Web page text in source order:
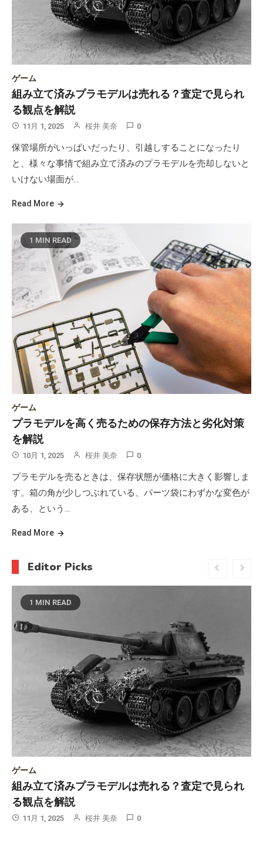
ゲーム
組み立て済みプラモデルは売れる？査定で見られ
る観点を解説
11月 1, 2025 桜井 美奈 0
保管場所がいっぱいだったり、引越しすることになったり
と、様々な事情で組み立て済みのプラモデルを売却しないと
いけない場面が…
Read More
1 MIN READ
ゲーム
プラモデルを高く売るための保存方法と劣化対策
を解説
10月 1, 2025 桜井 美奈 0
プラモデルを売るときは、保存状態が価格に大きく影響しま
す。箱の角が少しつぶれている、パーツ袋にわずかな変色が
ある、という…
Read More
Editor Picks
られ
1 MIN READ
プラモデルを高く売るための保存方法と劣
を解説
10月 1, 2025 桜井 美奈